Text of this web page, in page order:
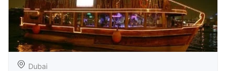
Dubai